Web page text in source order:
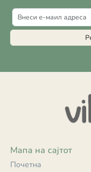
Мапа на сајтот
Почетна